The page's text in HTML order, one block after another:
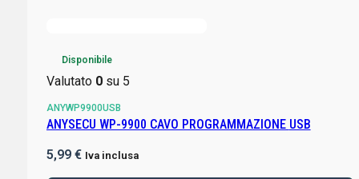
Disponibile
Valutato 0su 5
ANYWP9900USB
ANYSECU WP-9900 CAVO PROGRAMMAZIONE USB
5,99 € Iva inclusa